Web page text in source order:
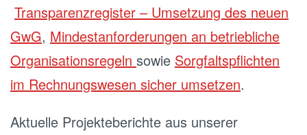
Transparenzregister – Umsetzung des neuen
GwG, Mindestanforderungen an betriebliche
Organisationsregeln sowie Sorgfaltspflichten
im Rechnungswesen sicher umsetzen.
Aktuelle Projekteberichte aus unserer